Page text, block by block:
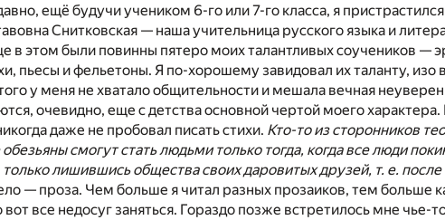
ещё будучи учеником 6-го или 7-го класса, я
Снитковская — наша учительница русского языка и
в этом были повинны пятеро моих талантливых соучеников —
пьесы и фельетоны. Я по-хорошему завидовал их таланту, изо
у меня не хватало общительности и мешала вечная
очевидно, еще с детства основной чертой моего
даже не пробовал писать стихи. Кто-то из сторонников
смогут стать людьми только тогда, когда все люди
только лишившись общества своих даровитых друзей, т. е.
— проза. Чем больше я читал разных прозаиков, тем больше
вот все недосуг заняться. Гораздо позже встретилось мне